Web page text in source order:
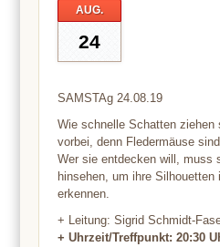
AUG.
24
SAMSTAg 24.08.19
Wie schnelle Schatten ziehen
vorbei, denn Fledermäuse
Wer sie entdecken will, muss
hinsehen, um ihre Silhouetten
erkennen.
+ Leitung: Sigrid Schmidt-
+ Uhrzeit/Treffpunkt: 20:30